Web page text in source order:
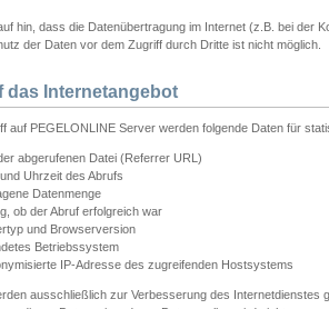
hin, dass die Datenübertragung im Internet (z.B. bei der
der Daten vor dem Zugriff durch Dritte ist nicht möglich.
das Internetangebot
auf PEGELONLINE Server werden folgende Daten für
abgerufenen Datei (Referrer URL)
Uhrzeit des Abrufs
Datenmenge
ob der Abruf erfolgreich war
und Browserversion
Betriebssystem
IP-Adresse des zugreifenden Hostsystems
ausschließlich zur Verbesserung des